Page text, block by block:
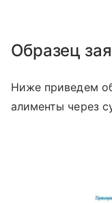
Образец
Ниже приведем
алименты через